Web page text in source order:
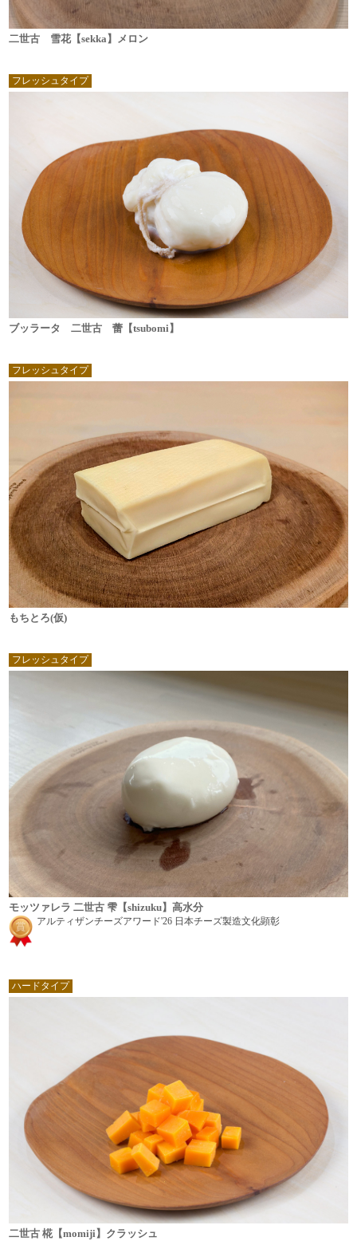
二世古 雪花【sekka】メロン
フレッシュタイプ
ブッラータ 二世古 蕾【tsubomi】
フレッシュタイプ
もちとろ(仮)
フレッシュタイプ
モッツァレラ 二世古 雫【shizuku】高水分
アルティザンチーズアワード'26 日本チーズ製造文化顕彰
ハードタイプ
二世古 椛【momiji】クラッシュ